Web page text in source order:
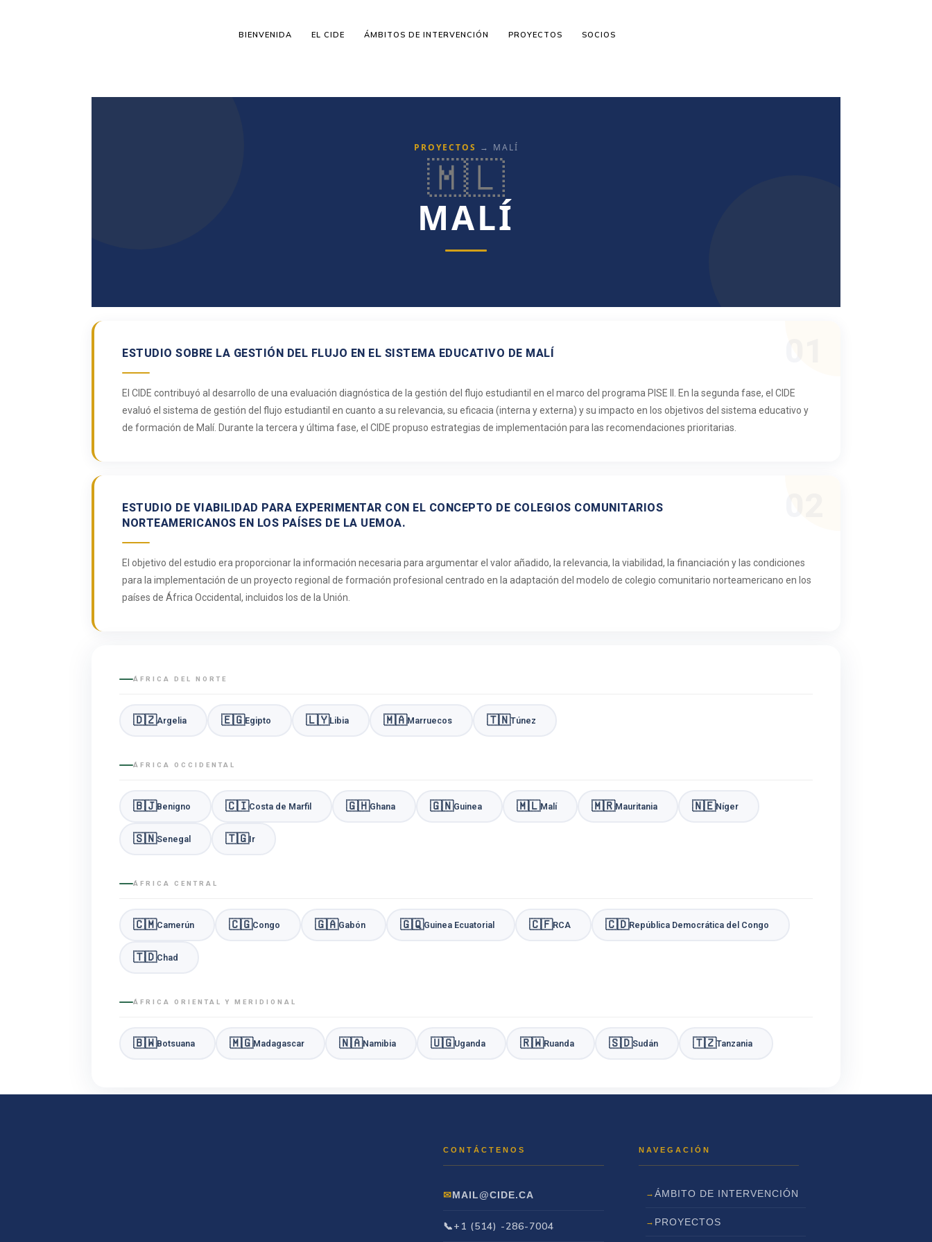
BIENVENIDA EL CIDE ÁMBITOS DE INTERVENCIÓN PROYECTOS SOCIOS
PROYECTOS → MALÍ
🇲🇱
MALÍ
ESTUDIO SOBRE LA GESTIÓN DEL FLUJO EN EL SISTEMA EDUCATIVO DE MALÍ
El CIDE contribuyó al desarrollo de una evaluación diagnóstica de la gestión del flujo estudiantil en el marco del programa PISE II. En la segunda fase, el CIDE
evaluó el sistema de gestión del flujo estudiantil en cuanto a su relevancia, su eficacia (interna y externa) y su impacto en los objetivos del sistema educativo y
de formación de Malí. Durante la tercera y última fase, el CIDE propuso estrategias de implementación para las recomendaciones prioritarias.
ESTUDIO DE VIABILIDAD PARA EXPERIMENTAR CON EL CONCEPTO DE COLEGIOS COMUNITARIOS
NORTEAMERICANOS EN LOS PAÍSES DE LA UEMOA.
El objetivo del estudio era proporcionar la información necesaria para argumentar el valor añadido, la relevancia, la viabilidad, la financiación y las condiciones
para la implementación de un proyecto regional de formación profesional centrado en la adaptación del modelo de colegio comunitario norteamericano en los
países de África Occidental, incluidos los de la Unión.
ÁFRICA DEL NORTE
🇩🇿Argelia 🇪🇬Egipto 🇱🇾Libia 🇲🇦Marruecos 🇹🇳Túnez
ÁFRICA OCCIDENTAL
🇧🇯Benigno 🇨🇮Costa de Marfil 🇬🇭Ghana 🇬🇳Guinea 🇲🇱Malí 🇲🇷Mauritania 🇳🇪Níger
🇸🇳Senegal 🇹🇬Ir
ÁFRICA CENTRAL
🇨🇲Camerún 🇨🇬Congo 🇬🇦Gabón 🇬🇶Guinea Ecuatorial 🇨🇫RCA 🇨🇩República Democrática del Congo
🇹🇩Chad
ÁFRICA ORIENTAL Y MERIDIONAL
🇧🇼Botsuana 🇲🇬Madagascar 🇳🇦Namibia 🇺🇬Uganda 🇷🇼Ruanda 🇸🇩Sudán 🇹🇿Tanzania
MAIL@CIDE.CA
+1 (514) -286-7004
ÁMBITO DE INTERVENCIÓN
PROYECTOS